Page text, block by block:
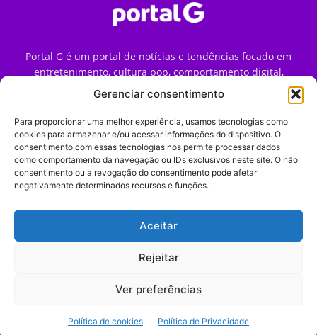
Gerenciar consentimento
Para proporcionar uma melhor experiência, usamos tecnologias como
cookies para armazenar e/ou acessar informações do dispositivo. O
consentimento com essas tecnologias nos permite processar dados
como comportamento da navegação ou IDs exclusivos neste site. O não
consentimento ou a revogação do consentimento pode afetar
negativamente determinados recursos e funções.
Aceitar
Rejeitar
Ver preferências
Política de cookies Política de Privacidade
Portal G é um portal de notícias e tendências focado em
entretenimento, cultura pop, comportamento digital,
streaming, games e iniciativas de marca que impactam a
forma como o público vive e consome internet no Brasil.
Contato:contato@portalg.com.br
Início Sobre
Termos de Uso
Política de Privacidade
Contato
tendências de consumo, marketing e comportamento digital.